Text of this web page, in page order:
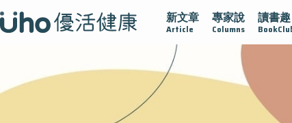
新文章
Article
專家說
Columns
讀書趣
守護腺在 疫情保衛戰 再生醫學 愛的未來視